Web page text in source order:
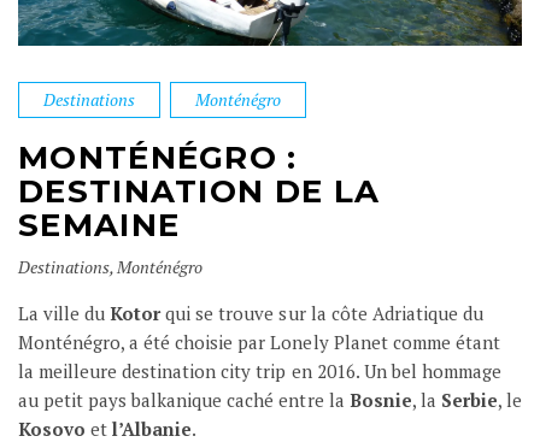
Destinations Monténégro
MONTÉNÉGRO :
DESTINATION DE LA
SEMAINE
Destinations, Monténégro
La ville duKotorqui se trouve sur la côte Adriatique du
Monténégro, a été choisie par Lonely Planet comme étant
la meilleure destination city trip en 2016. Un bel hommage
au petit pays balkanique caché entre la Bosnie, la Serbie, le
Kosovo etl’Albanie.